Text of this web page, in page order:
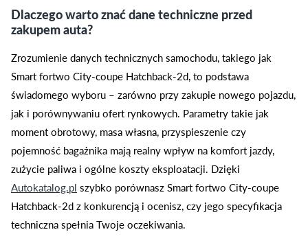
Dlaczego warto znać dane techniczne przed
zakupem auta?
Zrozumienie danych technicznych samochodu, takiego jak
Smart fortwo City-coupe Hatchback-2d, to podstawa
świadomego wyboru – zarówno przy zakupie nowego pojazdu,
jak i porównywaniu ofert rynkowych. Parametry takie jak
moment obrotowy, masa własna, przyspieszenie czy
pojemność bagażnika mają realny wpływ na komfort jazdy,
zużycie paliwa i ogólne koszty eksploatacji. Dzięki
Autokatalog.pl szybko porównasz Smart fortwo City-coupe
Hatchback-2d z konkurencją i ocenisz, czy jego specyfikacja
techniczna spełnia Twoje oczekiwania.